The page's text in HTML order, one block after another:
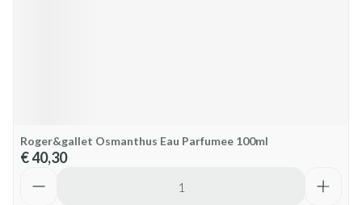
Roger&gallet Osmanthus Eau Parfumee 100ml
€ 40,30